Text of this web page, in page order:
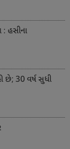
હસીના
છે; 30 વર્ષ સુધી